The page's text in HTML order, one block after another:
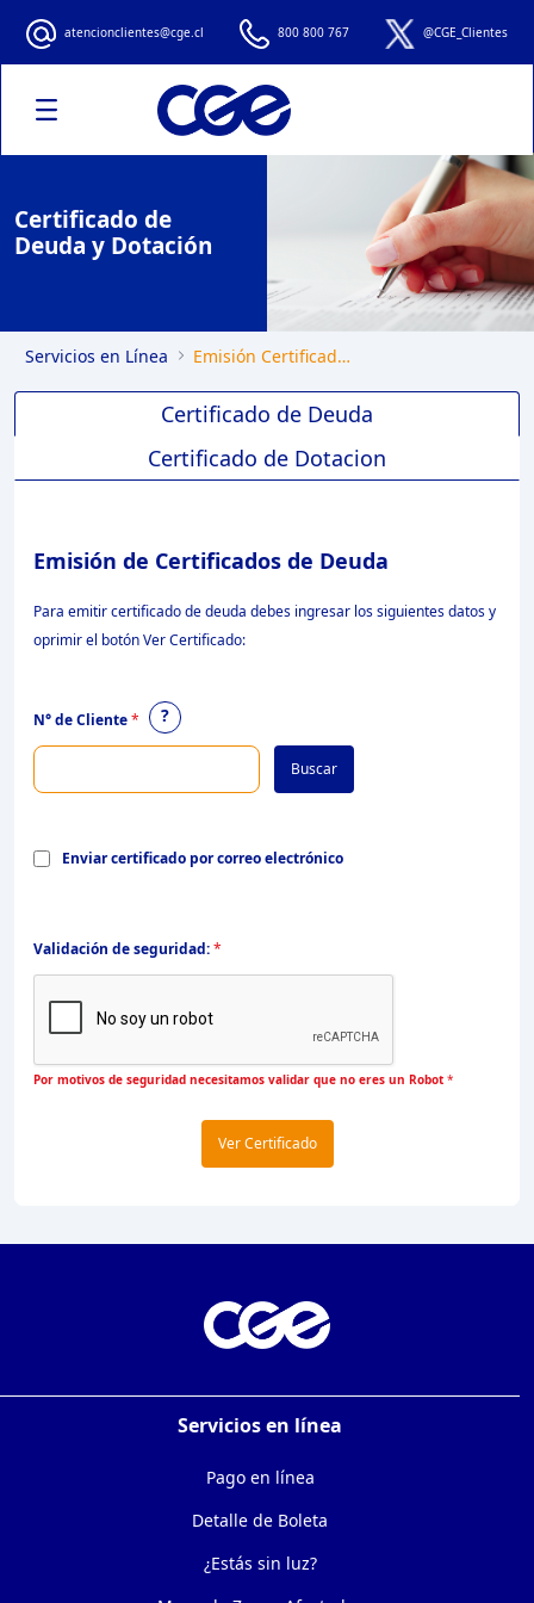
Emisión Certificado de Deuda y
atencionclientes@cge.cl 800 800 767 @CGE_Clientes
Certificado de
Deuda y Dotación
Servicios en Línea Emisión Certificado de Deuda y Dotación
Certificado de Deuda
Certificado de Dotacion
Emisión de Certificados de Deuda
Para emitir certificado de deuda debes ingresar los siguientes datos y
oprimir el botón Ver Certificado:
N° de Cliente* ?
Buscar
Enviar certificado por correo electrónico
Validación de seguridad:*
Por motivos de seguridad necesitamos validar que no eres un Robot *
Ver Certificado
Servicios en línea
Pago en línea
Detalle de Boleta
¿Estás sin luz?